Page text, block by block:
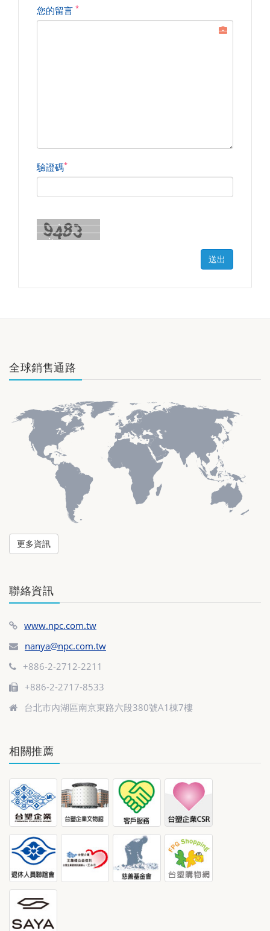
您的留言 *
驗證碼*
送出
全球銷售通路
更多資訊
聯絡資訊
www.npc.com.tw
nanya@npc.com.tw
+886-2-2712-2211
+886-2-2717-8533
台北市內湖區南京東路六段380號A1棟7樓
相關推薦